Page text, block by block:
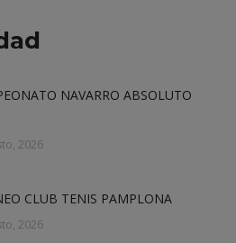
NAVARRO ABSOLUTO
2026
CLUB TENIS PAMPLONA
2026